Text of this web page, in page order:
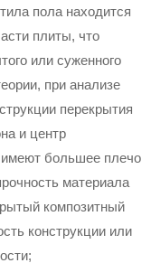
пола находится
плиты, что
или суженного
при анализе
перекрытия
и центр
большее плечо
материала
композитный
конструкции или